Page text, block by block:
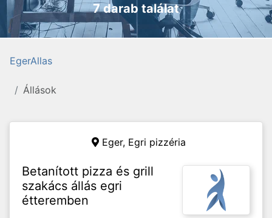
7 darab találat
EgerAllas
Állások
Eger, Egri pizzéria
Betanított pizza és grill
szakács állás egri
étteremben